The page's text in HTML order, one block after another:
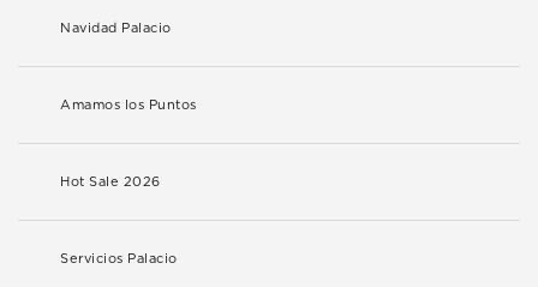
Navidad Palacio
Amamos los Puntos
Hot Sale 2026
Servicios Palacio